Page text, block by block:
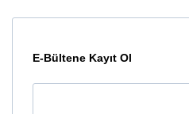
E-Bültene Kayıt Ol